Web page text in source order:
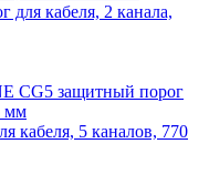
кабеля, 2 канала,
кабеля, 5 каналов, 770